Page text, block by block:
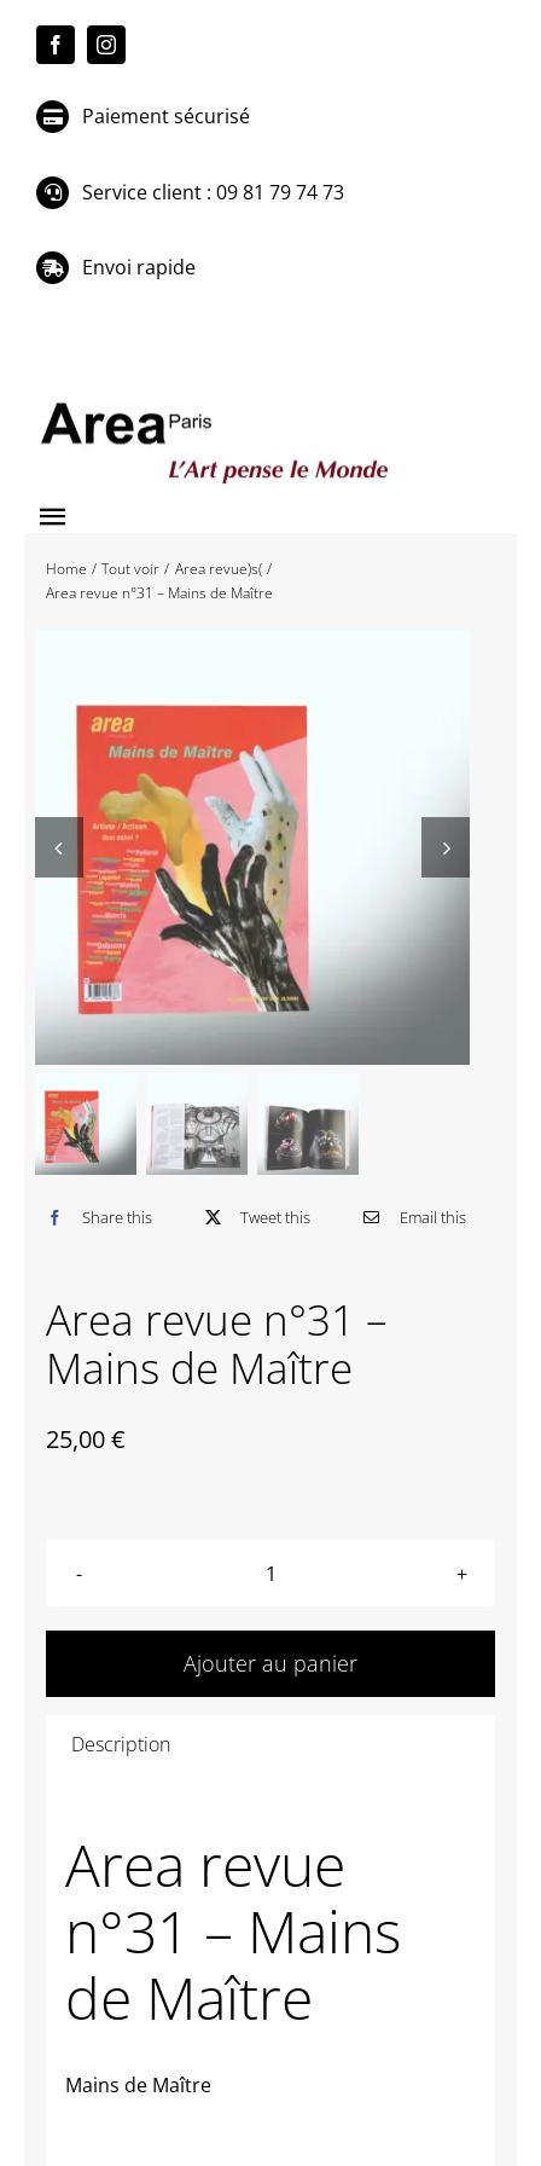
Paiement sécurisé
Service client : 09 81 79 74 73
Envoi rapide
Toggle
Navigation
Accueil
Artistes
Éditions
Area revue)s(
Area antic
À propos
Contactez-nous
Home Tout voir
Area revue)s(
Area revue n°31 – Mains de Maître
Share this Tweet this Email this
Area revue n°31 –
Mains de Maître
25,00€
quantité
revue
Ajouter au panier
Description
Area revue
n°31 – Mains
de Maître
Mains de Maître